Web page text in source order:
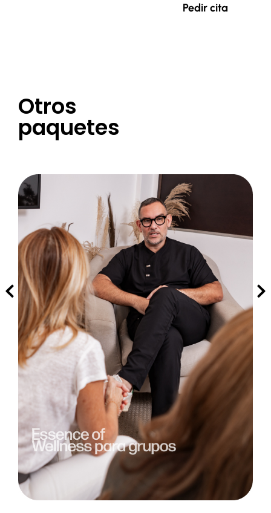
Pedir cita
Otros
paquetes